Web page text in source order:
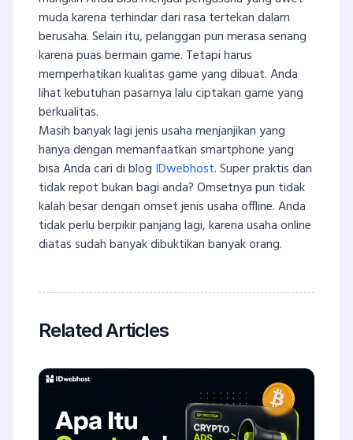
muda karena terhindar dari rasa tertekan dalam
berusaha. Selain itu, pelanggan pun merasa senang
karena puas bermain game. Tetapi harus
memperhatikan kualitas game yang dibuat. Anda
lihat kebutuhan pasarnya lalu ciptakan game yang
berkualitas.
Masih banyak lagi jenis usaha menjanjikan yang
hanya dengan memanfaatkan smartphone yang
bisa Anda cari di blog IDwebhost. Super praktis dan
tidak repot bukan bagi anda? Omsetnya pun tidak
kalah besar dengan omset jenis usaha offline. Anda
tidak perlu berpikir panjang lagi, karena usaha online
diatas sudah banyak dibuktikan banyak orang.
Related Articles